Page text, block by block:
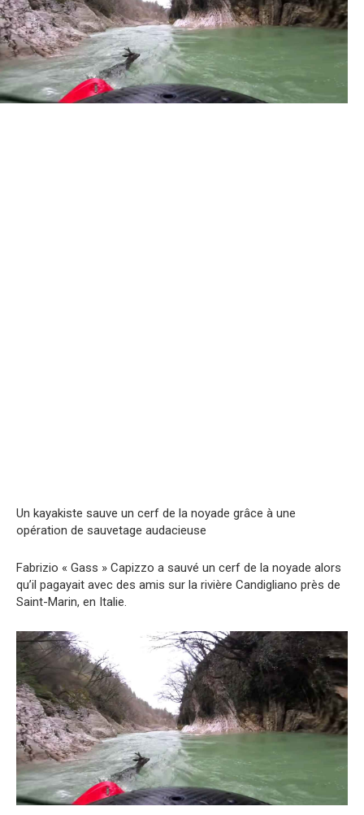
Un kayakiste sauve un cerf de la noyade grâce à une
opération de sauvetage audacieuse
Fabrizio « Gass » Capizzo a sauvé un cerf de la noyade alors
qu’il pagayait avec des amis sur la rivière Candigliano près de
Saint-Marin, en Italie.